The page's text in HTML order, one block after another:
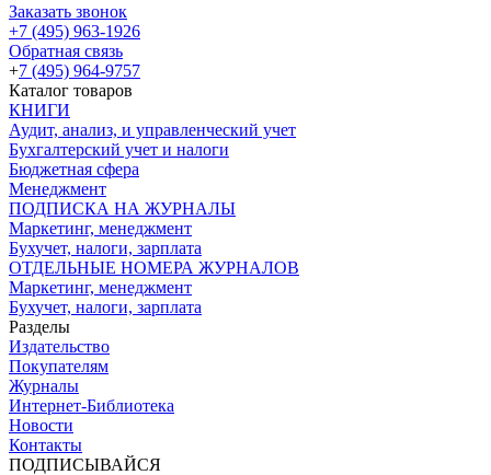
Заказать звонок
+7 (495) 963-1926
Обратная связь
+7 (495) 964-9757
Каталог товаров
КНИГИ
Аудит, анализ, и управленческий учет
Бухгалтерский учет и налоги
Бюджетная сфера
Менеджмент
ПОДПИСКА НА ЖУРНАЛЫ
Маркетинг, менеджмент
Бухучет, налоги, зарплата
ОТДЕЛЬНЫЕ НОМЕРА ЖУРНАЛОВ
Маркетинг, менеджмент
Бухучет, налоги, зарплата
Разделы
Издательство
Покупателям
Журналы
Интернет-Библиотека
Новости
Контакты
ПОДПИСЫВАЙСЯ